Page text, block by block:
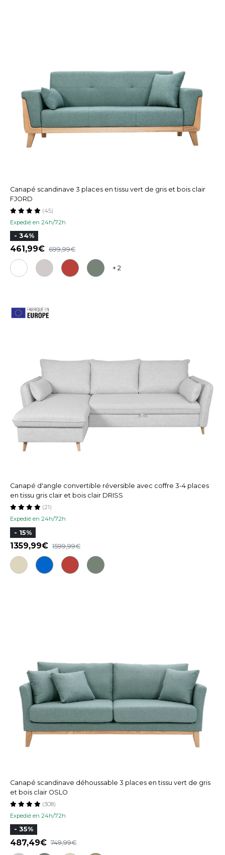
Canapé scandinave 3 places en tissu vert de gris et bois clair
FJORD
Expedié en 24h/72h
(45)
- 34%
461,99 699,99
+ 2
Canapé d'angle convertible réversible avec coffre 3-4 places
en tissu gris clair et bois clair DRISS
Expedié en 24h/72h
(21)
- 15%
1359,99 1599,99
Canapé scandinave déhoussable 3 places en tissu vert de gris
et bois clair OSLO
Expedié en 24h/72h
(308)
- 35%
487,49 749,99